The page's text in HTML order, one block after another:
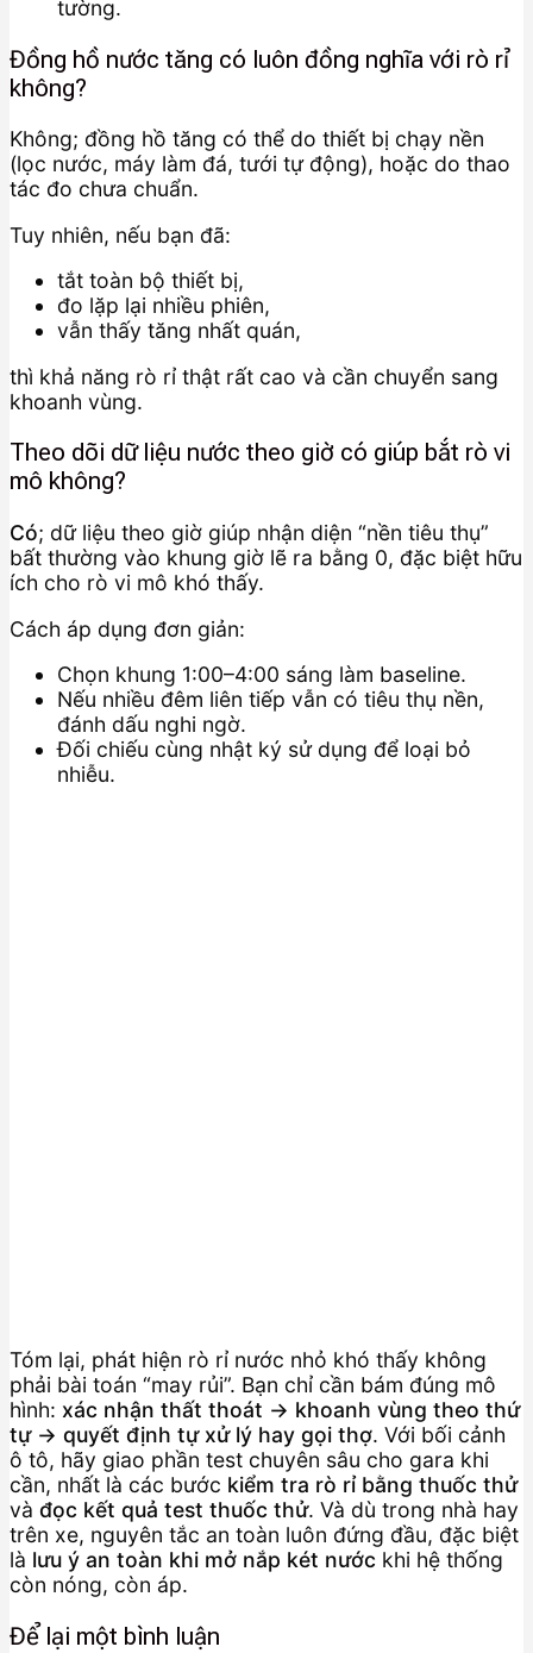
tường.
Đồng hồ nước tăng có luôn đồng nghĩa với rò rỉ
không?
Không; đồng hồ tăng có thể do thiết bị chạy nền
(lọc nước, máy làm đá, tưới tự động), hoặc do thao
tác đo chưa chuẩn.
Tuy nhiên, nếu bạn đã:
tắt toàn bộ thiết bị,
đo lặp lại nhiều phiên,
vẫn thấy tăng nhất quán,
thì khả năng rò rỉ thật rất cao và cần chuyển sang
khoanh vùng.
Theo dõi dữ liệu nước theo giờ có giúp bắt rò vi
mô không?
Có; dữ liệu theo giờ giúp nhận diện “nền tiêu thụ”
bất thường vào khung giờ lẽ ra bằng 0, đặc biệt hữu
ích cho rò vi mô khó thấy.
Cách áp dụng đơn giản:
Chọn khung 1:00–4:00 sáng làm baseline.
Nếu nhiều đêm liên tiếp vẫn có tiêu thụ nền,
đánh dấu nghi ngờ.
Đối chiếu cùng nhật ký sử dụng để loại bỏ
nhiễu.
Tóm lại, phát hiện rò rỉ nước nhỏ khó thấy không
phải bài toán “may rủi”. Bạn chỉ cần bám đúng mô
hình: xác nhận thất thoát → khoanh vùng theo thứ
tự → quyết định tự xử lý hay gọi thợ. Với bối cảnh
ô tô, hãy giao phần test chuyên sâu cho gara khi
cần, nhất là các bước kiểm tra rò rỉ bằng thuốc thử
và đọc kết quả test thuốc thử. Và dù trong nhà hay
trên xe, nguyên tắc an toàn luôn đứng đầu, đặc biệt
là lưu ý an toàn khi mở nắp két nước khi hệ thống
còn nóng, còn áp.
Để lại một bình luận